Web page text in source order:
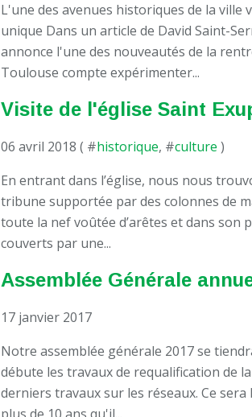
L'une des avenues historiques de la ville
unique Dans un article de David Saint-
annonce l'une des nouveautés de la
Toulouse compte expérimenter...
Visite de l'église Saint
06 avril 2018 ( #historique, #culture )
En entrant dans l’église, nous nous
tribune supportée par des colonnes de
toute la nef voûtée d’arêtes et dans
couverts par une...
Assemblée Générale
17 janvier 2017
Notre assemblée générale 2017 se
débute les travaux de requalification de
derniers travaux sur les réseaux. Ce